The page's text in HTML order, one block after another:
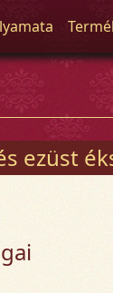
ezüst